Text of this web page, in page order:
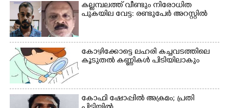
കല്ലമ്പലത്ത് വീണ്ടും നിരോധിത
പുകയില വേട്ട: രണ്ടുപേർ അറസ്റ്റിൽ
കോഴിക്കോട്ടെ ലഹരി കച്ചവടത്തിലെ
കൂടുതൽ കണ്ണികൾ പിടിയിലാകും
കോഫി ഷോപ്പിൽ അക്രമം; പ്രതി